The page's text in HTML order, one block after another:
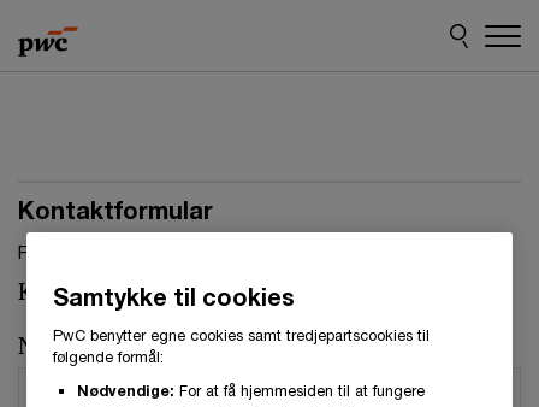
to
content
to
footer
Kontaktformular
Felter, markeret med stjerne, skal udfyldes.(
Kontaktperson:Johan Bogentoft
Navn*
Samtykke til cookies
PwC benytter egne cookies samt tredjepartscookies til
følgende formål:
Nødvendige: For at få hjemmesiden til at fungere